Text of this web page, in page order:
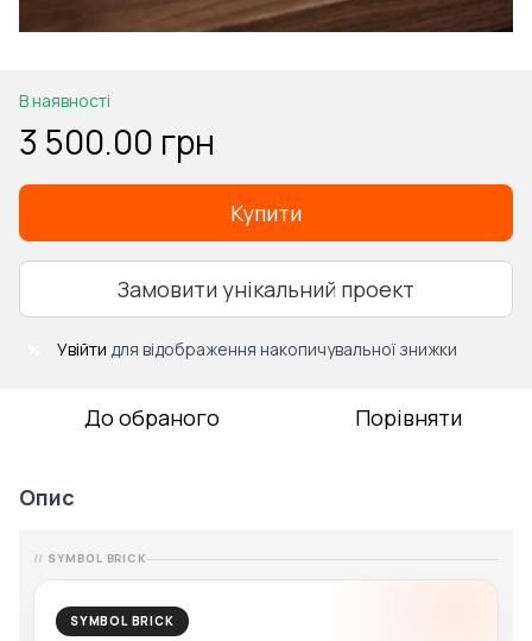
В наявності
3 500.00 грн
Купити
Замовити унікальний проект
Увійти для відображення накопичувальної знижки
До обраного Порівняти
Опис
SYMBOL BRICK
SYMBOL BRICK